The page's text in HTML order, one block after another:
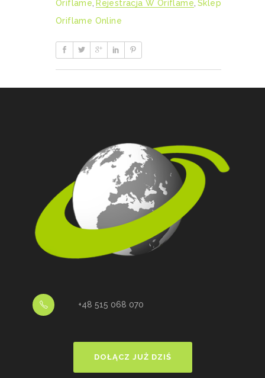
Oriflame Rejestracja W Oriflame Sklep
Oriflame Online
+48 515 068 070
DOŁĄCZ JUŻ DZIŚ